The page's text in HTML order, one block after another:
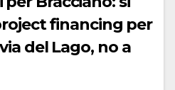
financing per
del Lago, no a